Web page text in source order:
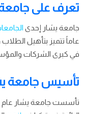
تعرف على
جامعة يشار إحدى
عاماً تتميز بتأهيل
في كبرى الشركات
تأسيس جامعة